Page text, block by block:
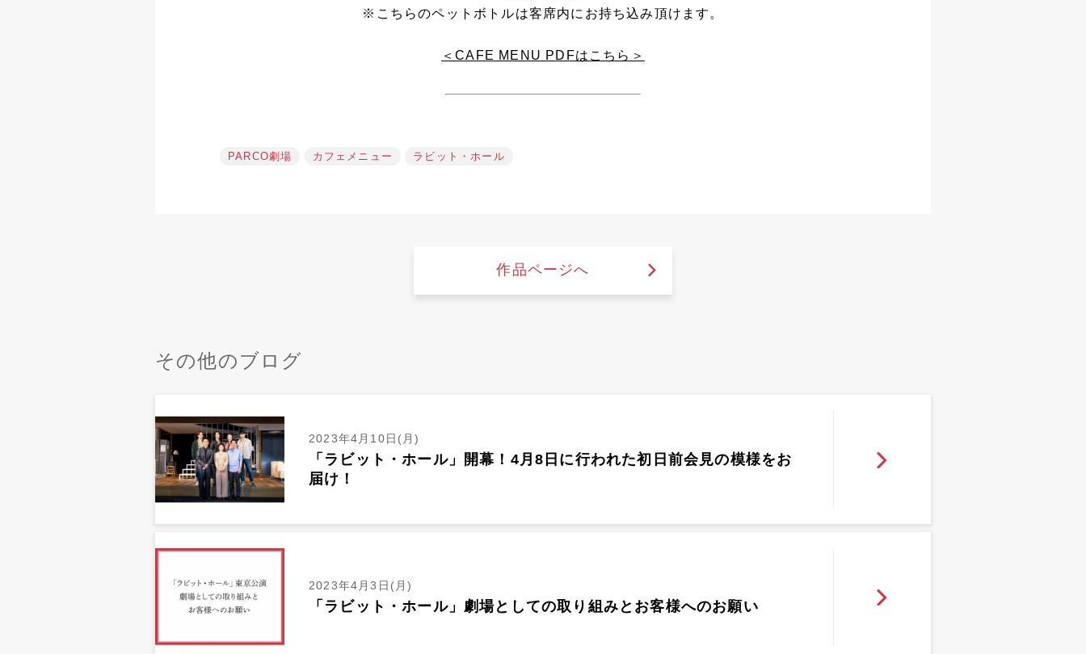
※こちらのペットボトルは客席内にお持ち込み頂けます。
＜CAFE MENU PDFはこちら＞
PARCO劇場 カフェメニュー ラビット・ホール
作品ページへ
その他のブログ
2023年4月10日(月)
「ラビット・ホール」開幕！4月8日に行われた初日前会見の模様をお
届け！
2023年4月3日(月)
「ラビット・ホール」劇場としての取り組みとお客様へのお願い